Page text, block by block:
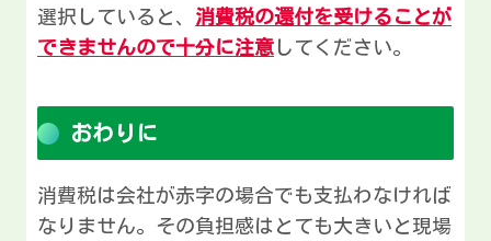
選択していると、 消費税の還付を受けることが
できませんので十分に注意 してください。
おわりに
消費税は会社が赤字の場合でも支払わなければ
なりません。その負担感はとても大きいと現場